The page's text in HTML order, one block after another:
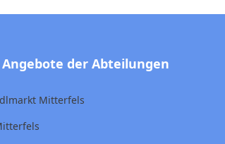
der Abteilungen
Mitterfels